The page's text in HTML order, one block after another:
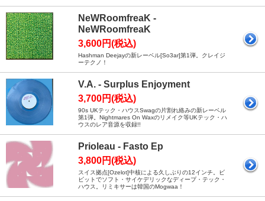
NeWRoomfreaK -
NeWRoomfreaK
3,600円(税込)
Hashman Deejayの新レーベル[So3ar]第1弾。クレイジ
ーテクノ！
V.A. - Surplus Enjoyment
3,700円(税込)
90s UKテック・ハウスSwagの片割れ絡みの新レーベル
第1弾。Nightmares On Waxのリメイク等UKテック・ハ
ウスのレア音源を収録!!
Prioleau - Fasto Ep
3,800円(税込)
スイス拠点[Ozelot]中核による久しぶりの12インチ。ビ
ビットでソフト・サイケデリックなディープ・テック・
ハウス。リミキサーは韓国のMogwaa！